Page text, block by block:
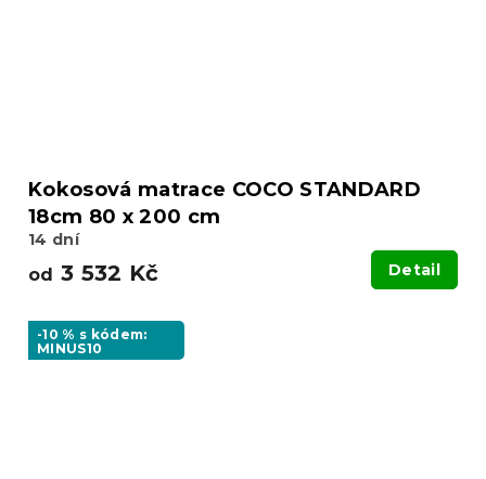
Kokosová matrace COCO STANDARD
18cm 80 x 200 cm
14 dní
od 3 532 Kč Detail
-10 % s kódem:
MINUS10